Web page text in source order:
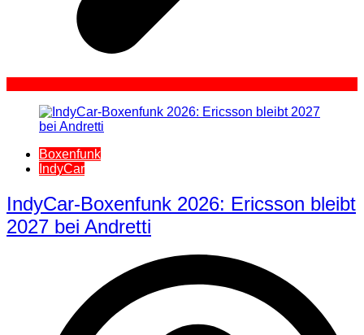
Boxenfunk
IndyCar
IndyCar-Boxenfunk 2026: Ericsson bleibt
2027 bei Andretti